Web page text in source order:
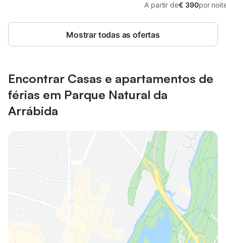
A partir de€ 390por
Mostrar todas as ofertas
Encontrar Casas e apartamentos de
férias em Parque Natural da
Arrábida